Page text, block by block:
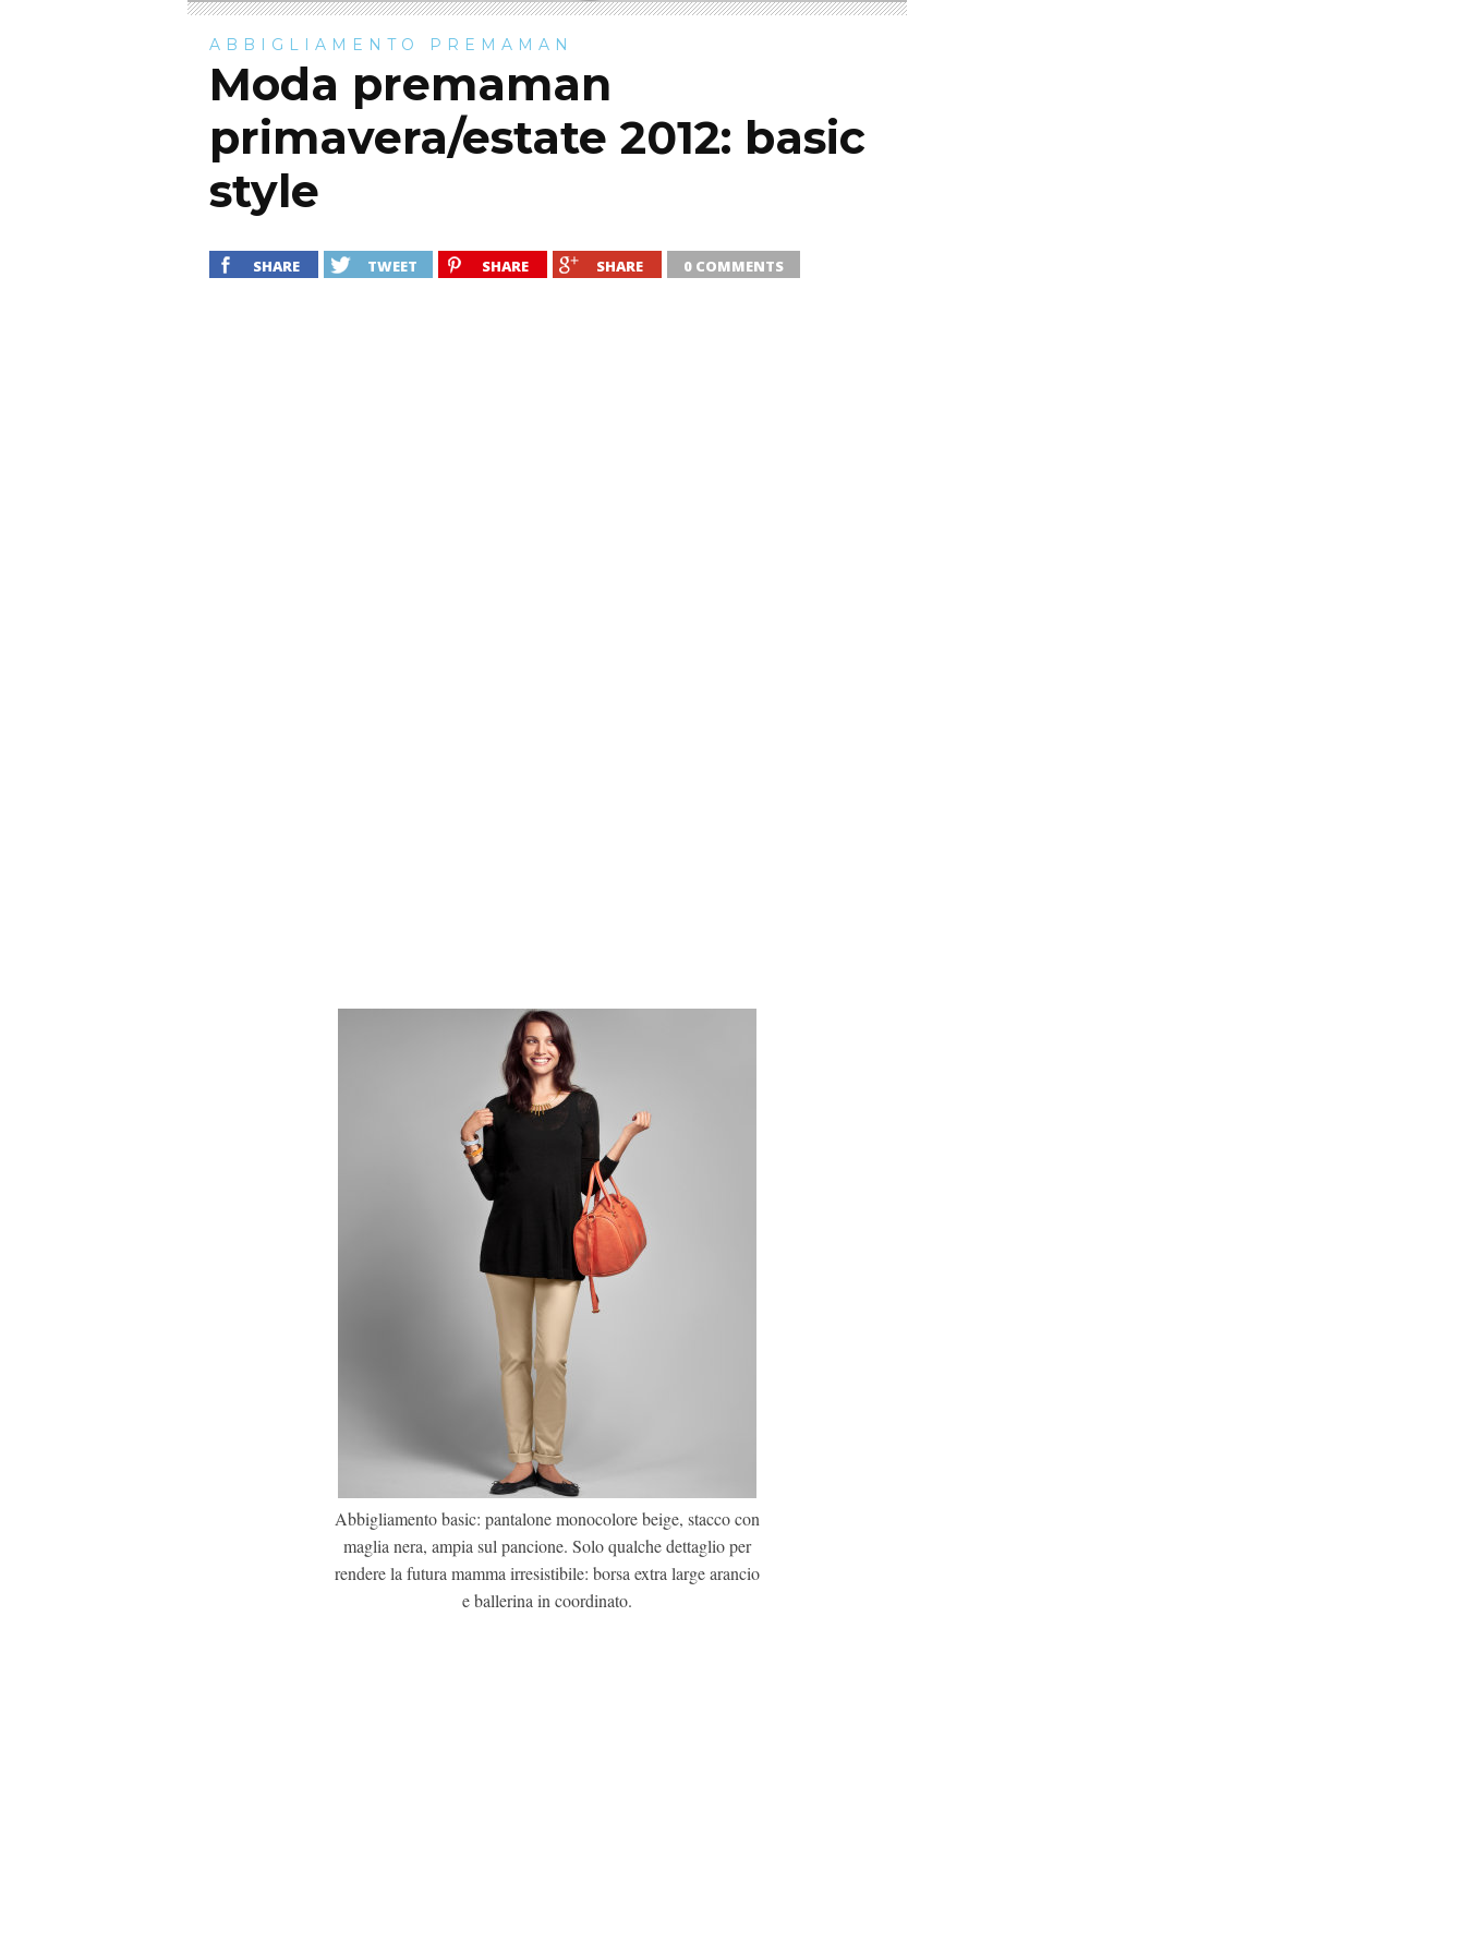
ABBIGLIAMENTO PREMAMAN
Moda premaman
primavera/estate 2012: basic
style
SHARE TWEET SHARE SHARE 0 COMMENTS
Abbigliamento basic: pantalone monocolore beige, stacco con
maglia nera, ampia sul pancione. Solo qualche dettaglio per
rendere la futura mamma irresistibile: borsa extra large arancio
e ballerina in coordinato.